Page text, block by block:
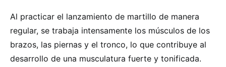
Al practicar el lanzamiento de martillo de manera
regular, se trabaja intensamente los músculos de los
brazos, las piernas y el tronco, lo que contribuye al
desarrollo de una musculatura fuerte y tonificada.